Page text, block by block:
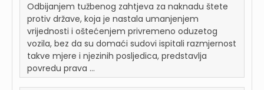
Odbijanjem tužbenog zahtjeva za naknadu štete
protiv države, koja je nastala umanjenjem
vrijednosti i oštećenjem privremeno oduzetog
vozila, bez da su domaći sudovi ispitali razmjernost
takve mjere i njezinih posljedica, predstavlja
povredu prava ...